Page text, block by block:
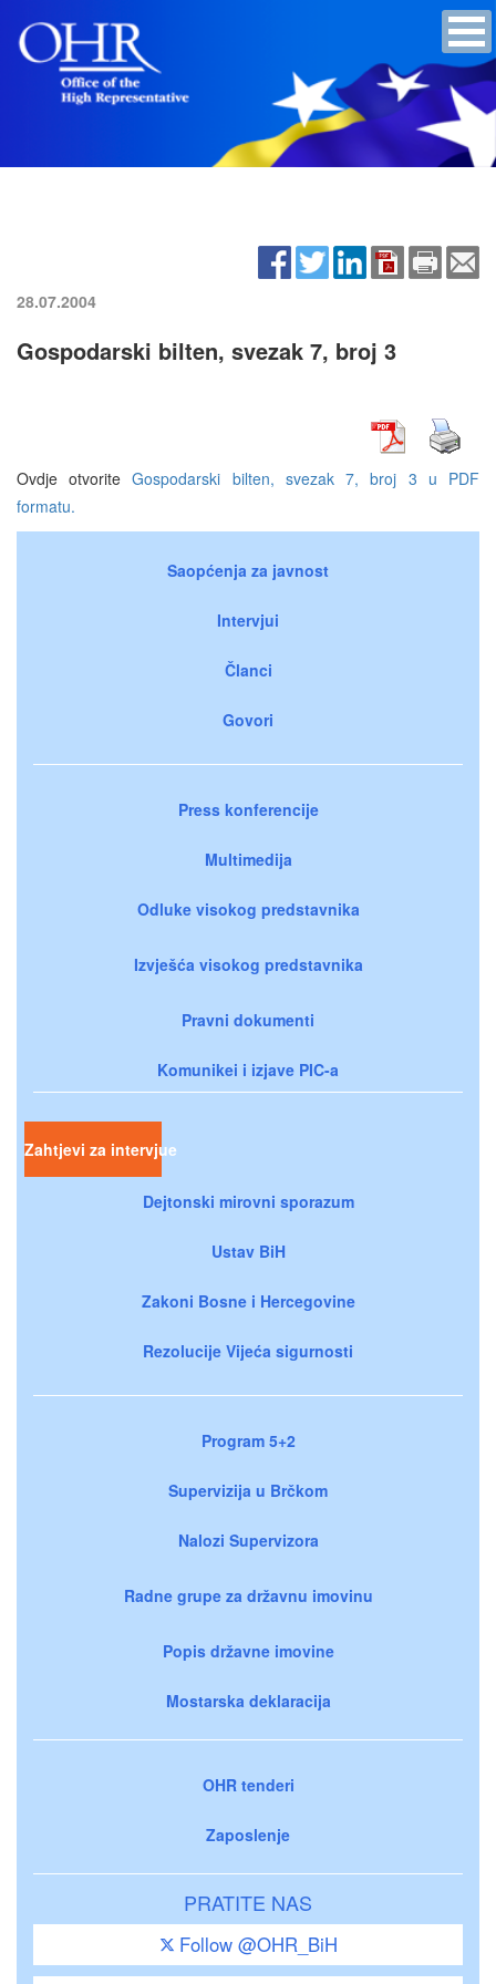
28.07.2004
Gospodarski bilten, svezak 7, broj 3
Ovdje otvoriteGospodarski bilten, svezak 7, broj 3 u PDF
formatu.
Saopćenja za javnost
Intervjui
Članci
Govori
Press konferencije
Multimedija
Odluke visokog predstavnika
Izvješća visokog predstavnika
Pravni dokumenti
Komunikei i izjave PIC-a
Zahtjevi za intervjue
Dejtonski mirovni sporazum
Ustav BiH
Zakoni Bosne i Hercegovine
Rezolucije Vijeća sigurnosti
Program 5+2
Supervizija u Brčkom
Nalozi Supervizora
Radne grupe za državnu imovinu
Popis državne imovine
Mostarska deklaracija
OHR tenderi
Zaposlenje
PRATITE NAS
Follow @OHR_BiH